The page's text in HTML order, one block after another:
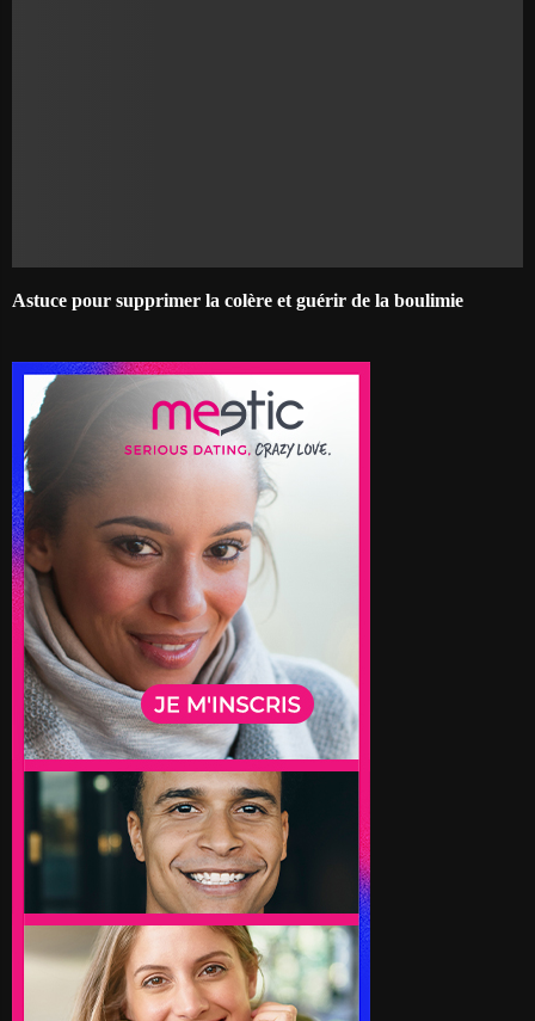
Astuce pour supprimer la colère et guérir de la boulimie